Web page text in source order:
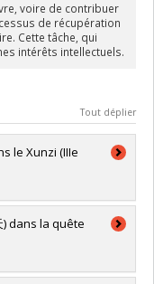
voire de contribuer
de récupération
Cette tâche, qui
intérêts intellectuels.
Tout déplier
le Xunzi (IIIe
dans la quête